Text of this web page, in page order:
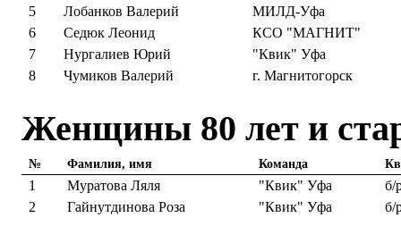
5 Лобанков Валерий
МИЛД-Уфа
6
Седюк Леонид
КСО "МАГНИТ"
7
Нургалиев Юрий
"Квик" Уфа
8
Чумиков Валерий г. Магнитогорск
Женщины 80 лет и
№ Фамилия, имя Команда
1 Муратова Ляля "Квик" Уфа
б/
2
Гайнутдинова Роза "Квик" Уфа б/